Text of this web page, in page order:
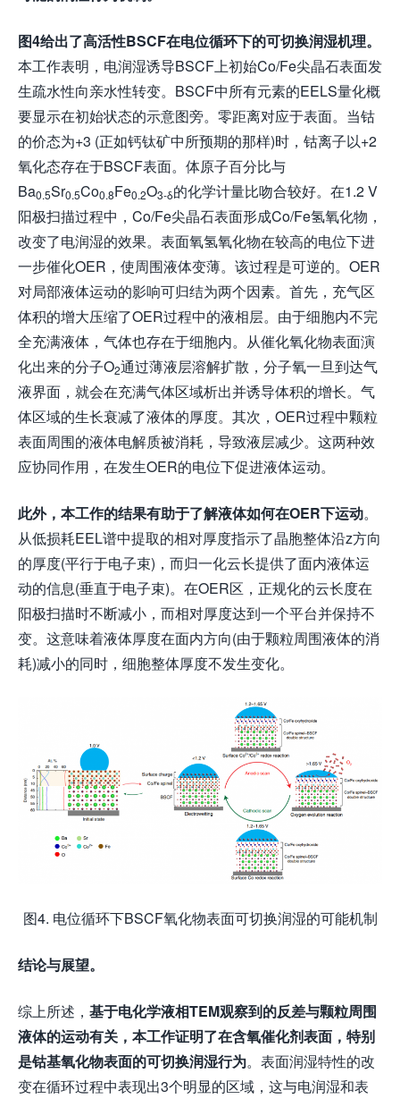
图4给出了高活性BSCF在电位循环下的可切换润湿机理。
本工作表明，电润湿诱导BSCF上初始Co/Fe尖晶石表面发
生疏水性向亲水性转变。BSCF中所有元素的EELS量化概
要显示在初始状态的示意图旁。零距离对应于表面。当钴
的价态为+3 (正如钙钛矿中所预期的那样)时，钴离子以+2
氧化态存在于BSCF表面。体原子百分比与
Ba0.5Sr0.5Co0.8Fe0.2O3-δ的化学计量比吻合较好。在1.2 V
阳极扫描过程中，Co/Fe尖晶石表面形成Co/Fe氢氧化物，
改变了电润湿的效果。表面氧氢氧化物在较高的电位下进
一步催化OER，使周围液体变薄。该过程是可逆的。OER
对局部液体运动的影响可归结为两个因素。首先，充气区
体积的增大压缩了OER过程中的液相层。由于细胞内不完
全充满液体，气体也存在于细胞内。从催化氧化物表面演
化出来的分子O2通过薄液层溶解扩散，分子氧一旦到达气
液界面，就会在充满气体区域析出并诱导体积的增长。气
体区域的生长衰减了液体的厚度。其次，OER过程中颗粒
表面周围的液体电解质被消耗，导致液层减少。这两种效
应协同作用，在发生OER的电位下促进液体运动。
此外，本工作的结果有助于了解液体如何在OER下运动。
从低损耗EEL谱中提取的相对厚度指示了晶胞整体沿z方向
的厚度(平行于电子束)，而归一化云长提供了面内液体运
动的信息(垂直于电子束)。在OER区，正规化的云长度在
阳极扫描时不断减小，而相对厚度达到一个平台并保持不
变。这意味着液体厚度在面内方向(由于颗粒周围液体的消
耗)减小的同时，细胞整体厚度不发生变化。
图4. 电位循环下BSCF氧化物表面可切换润湿的可能机制
结论与展望。
综上所述， 基于电化学液相TEM观察到的反差与颗粒周围
液体的运动有关，本工作证明了在含氧催化剂表面，特别
是钴基氧化物表面的可切换润湿行为。表面润湿特性的改
变在循环过程中表现出3个明显的区域，这与电润湿和表